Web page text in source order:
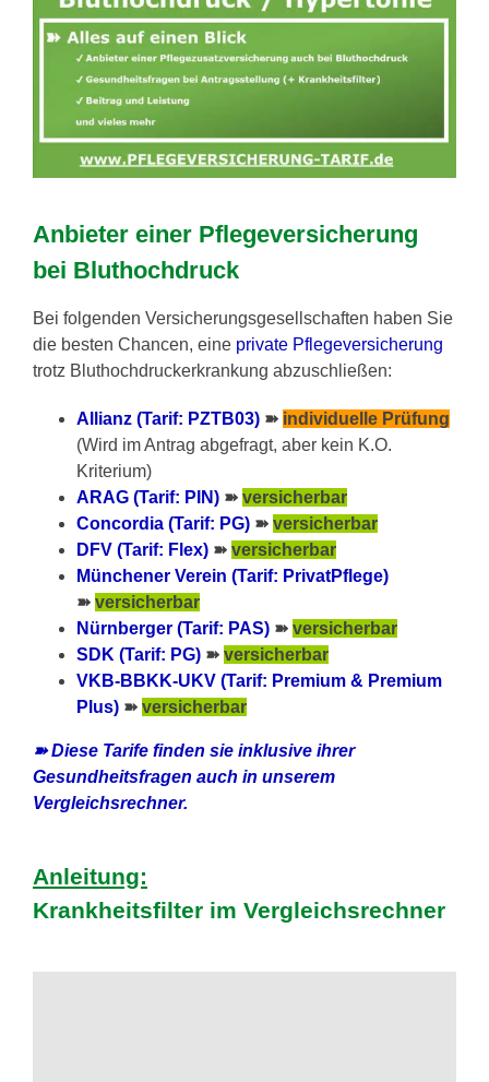
Anbieter einer Pflegeversicherung
bei Bluthochdruck
Bei folgenden Versicherungsgesellschaften haben Sie
die besten Chancen, eine private Pflegeversicherung
trotz Bluthochdruckerkrankung abzuschließen:
Allianz (Tarif: PZTB03) ➽ individuelle Prüfung
(Wird im Antrag abgefragt, aber kein K.O.
Kriterium)
ARAG (Tarif: PIN) ➽ versicherbar
Concordia (Tarif: PG)➽ versicherbar
DFV (Tarif: Flex)➽ versicherbar
Münchener Verein (Tarif: PrivatPflege)
➽ versicherbar
Nürnberger (Tarif: PAS)➽ versicherbar
SDK (Tarif: PG)➽ versicherbar
VKB-BBKK-UKV (Tarif: Premium & Premium
Plus)➽ versicherbar
➽ Diese Tarife finden sie inklusive ihrer
Gesundheitsfragen auch in unserem
Vergleichsrechner.
Anleitung:
Krankheitsfilter im Vergleichsrechner